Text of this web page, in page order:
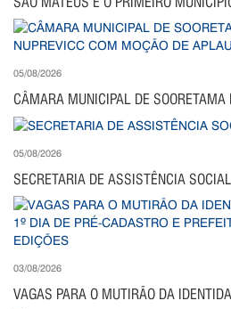
05/08/2026
CÂMARA MUNICIPAL DE SOORETAMA
05/08/2026
SECRETARIA DE ASSISTÊNCIA
03/08/2026
VAGAS PARA O MUTIRÃO DA